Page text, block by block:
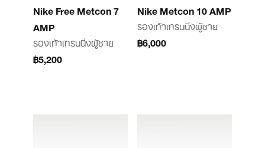
Nike Free Metcon 7
AMP
รองเท้าเทรนนิ่งผู้ชาย
฿5,200
Nike Metcon 10 AMP
รองเท้าเทรนนิ่งผู้ชาย
฿6,000